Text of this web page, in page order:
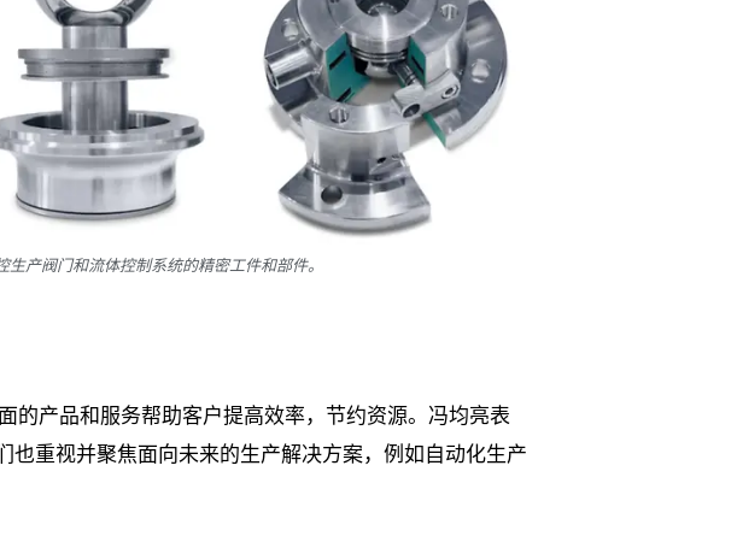
生产阀门和流体控制系统的精密工件和部件。
的产品和服务帮助客户提高效率，节约资源。冯均亮表
也重视并聚焦面向未来的生产解决方案，例如自动化生产